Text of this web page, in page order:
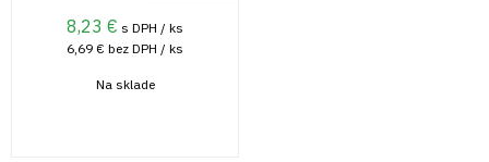
8,23 € s DPH / ks
6,69 € bez DPH / ks
Na sklade